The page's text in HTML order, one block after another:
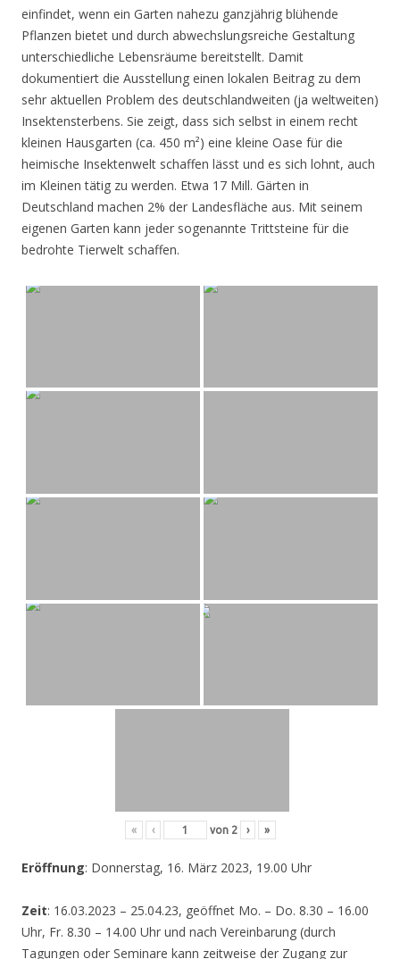
einfindet, wenn ein Garten nahezu ganzjährig blühende
Pflanzen bietet und durch abwechslungsreiche Gestaltung
unterschiedliche Lebensräume bereitstellt. Damit
dokumentiert die Ausstellung einen lokalen Beitrag zu dem
sehr aktuellen Problem des deutschlandweiten (ja weltweiten)
Insektensterbens. Sie zeigt, dass sich selbst in einem recht
kleinen Hausgarten (ca. 450 m²) eine kleine Oase für die
heimische Insektenwelt schaffen lässt und es sich lohnt, auch
im Kleinen tätig zu werden. Etwa 17 Mill. Gärten in
Deutschland machen 2% der Landesfläche aus. Mit seinem
eigenen Garten kann jeder sogenannte Trittsteine für die
bedrohte Tierwelt schaffen.
« ‹ von 2 › »
Eröffnung: Donnerstag, 16. März 2023, 19.00 Uhr
Zeit: 16.03.2023 – 25.04.23, geöffnet Mo. – Do. 8.30 – 16.00
Uhr, Fr. 8.30 – 14.00 Uhr und nach Vereinbarung (durch
Tagungen oder Seminare kann zeitweise der Zugang zur